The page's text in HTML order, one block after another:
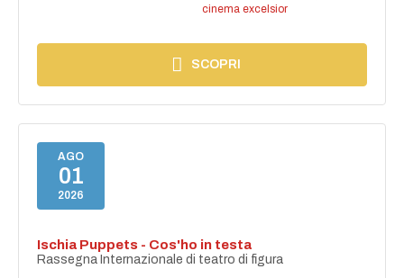
cinema excelsior
SCOPRI
AGO
01
2026
Ischia Puppets - Cos'ho in testa
Rassegna Internazionale di teatro di figura